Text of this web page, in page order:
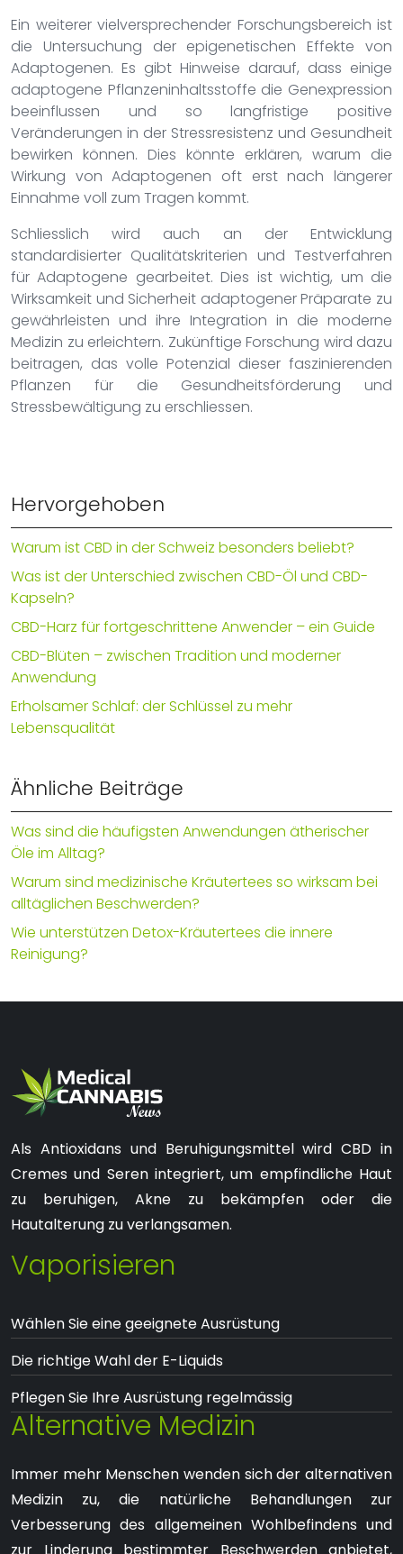
Ein weiterer vielversprechender Forschungsbereich ist
die Untersuchung der epigenetischen Effekte von
Adaptogenen. Es gibt Hinweise darauf, dass einige
adaptogene Pflanzeninhaltsstoffe die Genexpression
beeinflussen und so langfristige positive
Veränderungen in der Stressresistenz und Gesundheit
bewirken können. Dies könnte erklären, warum die
Wirkung von Adaptogenen oft erst nach längerer
Einnahme voll zum Tragen kommt.
Schliesslich wird auch an der Entwicklung
standardisierter Qualitätskriterien und Testverfahren
für Adaptogene gearbeitet. Dies ist wichtig, um die
Wirksamkeit und Sicherheit adaptogener Präparate zu
gewährleisten und ihre Integration in die moderne
Medizin zu erleichtern. Zukünftige Forschung wird dazu
beitragen, das volle Potenzial dieser faszinierenden
Pflanzen für die Gesundheitsförderung und
Stressbewältigung zu erschliessen.
Hervorgehoben
Warum ist CBD in der Schweiz besonders beliebt?
Was ist der Unterschied zwischen CBD-Öl und CBD-
Kapseln?
CBD-Harz für fortgeschrittene Anwender – ein Guide
CBD-Blüten – zwischen Tradition und moderner
Anwendung
Erholsamer Schlaf: der Schlüssel zu mehr
Lebensqualität
Ähnliche Beiträge
Was sind die häufigsten Anwendungen ätherischer
Öle im Alltag?
Warum sind medizinische Kräutertees so wirksam bei
alltäglichen Beschwerden?
Wie unterstützen Detox-Kräutertees die innere
Reinigung?
Als Antioxidans und Beruhigungsmittel wird CBD in
Cremes und Seren integriert, um empfindliche Haut
zu beruhigen, Akne zu bekämpfen oder die
Hautalterung zu verlangsamen.
Vaporisieren
Wählen Sie eine geeignete Ausrüstung
Die richtige Wahl der E-Liquids
Pflegen Sie Ihre Ausrüstung regelmässig
Alternative Medizin
Immer mehr Menschen wenden sich der alternativen
Medizin zu, die natürliche Behandlungen zur
Verbesserung des allgemeinen Wohlbefindens und